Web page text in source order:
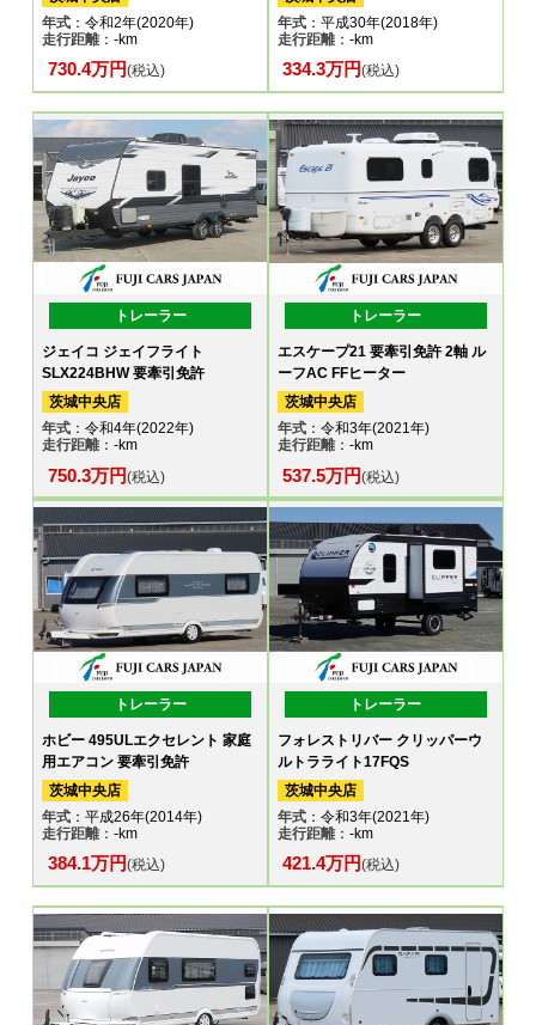
年式 ：令和2年(2020年)
走行距離：-km
730.4万円(税込)
年式：平成30年(2018年)
走行距離：-km
334.3万円(税込)
トレーラー
ジェイコ ジェイフライト
SLX224BHW 要牽引免許
茨城中央店
年式 ：令和4年(2022年)
走行距離：-km
750.3万円(税込)
トレーラー
エスケープ21 要牽引免許 2軸 ル
ーフAC FFヒーター
茨城中央店
年式：令和3年(2021年)
走行距離：-km
537.5万円(税込)
トレーラー
ホビー 495ULエクセレント 家庭
用エアコン 要牽引免許
茨城中央店
年式 ：平成26年(2014年)
走行距離：-km
384.1万円(税込)
トレーラー
フォレストリバー クリッパーウ
ルトラライト17FQS
茨城中央店
年式：令和3年(2021年)
走行距離：-km
421.4万円(税込)